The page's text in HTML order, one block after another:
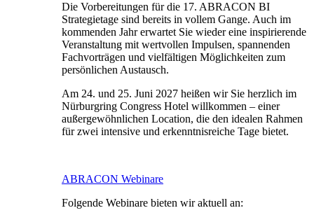
Die Vorbereitungen für die 17. ABRACON BI
Strategietage sind bereits in vollem Gange. Auch im
kommenden Jahr erwartet Sie wieder eine inspirierende
Veranstaltung mit wertvollen Impulsen, spannenden
Fachvorträgen und vielfältigen Möglichkeiten zum
persönlichen Austausch.
Am 24. und 25. Juni 2027 heißen wir Sie herzlich im
Nürburgring Congress Hotel willkommen – einer
außergewöhnlichen Location, die den idealen Rahmen
für zwei intensive und erkenntnisreiche Tage bietet.
ABRACON Webinare
Folgende Webinare bieten wir aktuell an: